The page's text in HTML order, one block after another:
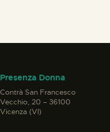
Presenza Donna
Contrà San Francesco
Vecchio, 20 – 36100
Vicenza (VI)